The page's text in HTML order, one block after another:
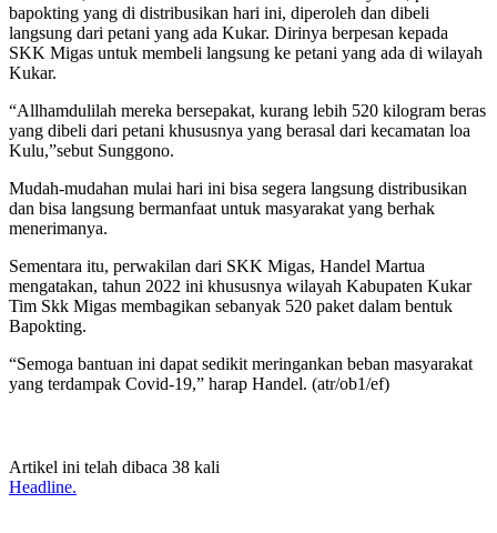
bapokting yang di distribusikan hari ini, diperoleh dan dibeli
langsung dari petani yang ada Kukar. Dirinya berpesan kepada
SKK Migas untuk membeli langsung ke petani yang ada di wilayah
Kukar.
“Allhamdulilah mereka bersepakat, kurang lebih 520 kilogram beras
yang dibeli dari petani khususnya yang berasal dari kecamatan loa
Kulu,”sebut Sunggono.
Mudah-mudahan mulai hari ini bisa segera langsung distribusikan
dan bisa langsung bermanfaat untuk masyarakat yang berhak
menerimanya.
Sementara itu, perwakilan dari SKK Migas, Handel Martua
mengatakan, tahun 2022 ini khususnya wilayah Kabupaten Kukar
Tim Skk Migas membagikan sebanyak 520 paket dalam bentuk
Bapokting.
“Semoga bantuan ini dapat sedikit meringankan beban masyarakat
yang terdampak Covid-19,” harap Handel. (atr/ob1/ef)
Artikel ini telah dibaca 38 kali
Headline.